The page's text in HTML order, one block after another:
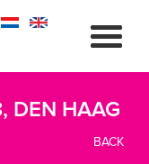
DEN HAAG
BACK